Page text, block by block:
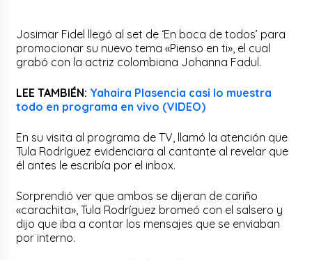
Josimar Fidel llegó al set de ‘En boca de todos’ para
promocionar su nuevo tema «Pienso en ti», el cual
grabó con la actriz colombiana Johanna Fadul.
LEE TAMBIÉN: Yahaira Plasencia casi lo muestra
todo en programa en vivo (VIDEO)
En su visita al programa de TV, llamó la atención que
Tula Rodríguez evidenciara al cantante al revelar que
él antes le escribía por el inbox.
Sorprendió ver que ambos se dijeran de cariño
«carachita», Tula Rodríguez bromeó con el salsero y
dijo que iba a contar los mensajes que se enviaban
por interno.